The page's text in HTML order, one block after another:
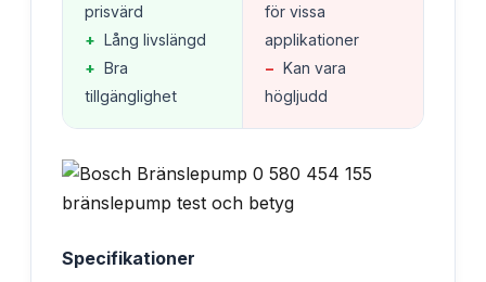
prisvärd
+ Lång livslängd
+ Bra
tillgänglighet
för vissa
applikationer
− Kan vara
högljudd
Specifikationer